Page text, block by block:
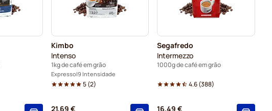
Kimbo
Intenso
1kg de café em grão
Expresso 9 Intensidade
5(2)
21,69 €
Segafredo
Intermezzo
1000g de café em grão
4.6(388)
16,49 €